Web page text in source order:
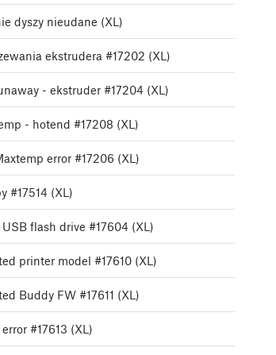
dyszy nieudane (XL)
ekstrudera #17202 (XL)
- ekstruder #17204 (XL)
- hotend #17208 (XL)
error #17206 (XL)
#17514 (XL)
flash drive #17604 (XL)
printer model #17610 (XL)
Buddy FW #17611 (XL)
#17613 (XL)